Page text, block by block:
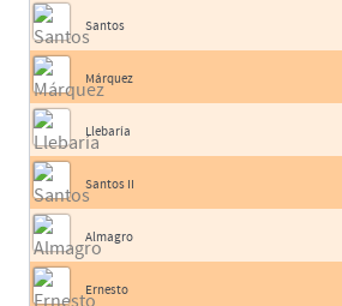
Santos
Márquez
Llebaría
Santos II
Almagro
Ernesto